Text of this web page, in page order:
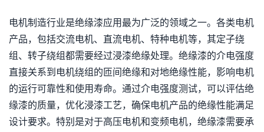
电机制造行业是绝缘漆应用最为广泛的领域之一。各类电机
产品，包括交流电机、直流电机、特种电机等，其定子绕
组、转子绕组都需要经过浸漆绝缘处理。绝缘漆的介电强度
直接关系到电机绕组的匝间绝缘和对地绝缘性能，影响电机
的运行可靠性和使用寿命。通过介电强度测试，可以评估绝
缘漆的质量，优化浸漆工艺，确保电机产品的绝缘性能满足
设计要求。特别是对于高压电机和变频电机，绝缘漆需要承